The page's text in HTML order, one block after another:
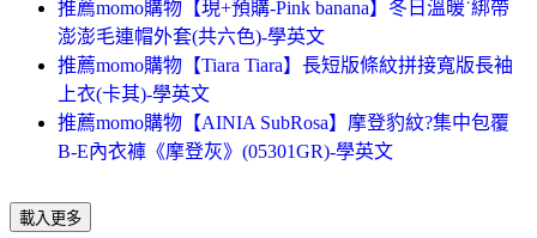
推薦momo購物【現+預購-Pink banana】冬日溫暖˙綁帶
澎澎毛連帽外套(共六色)-學英文
推薦momo購物【Tiara Tiara】長短版條紋拼接寬版長袖
上衣(卡其)-學英文
推薦momo購物【AINIA SubRosa】摩登豹紋?集中包覆
B-E內衣褲《摩登灰》(05301GR)-學英文
載入更多